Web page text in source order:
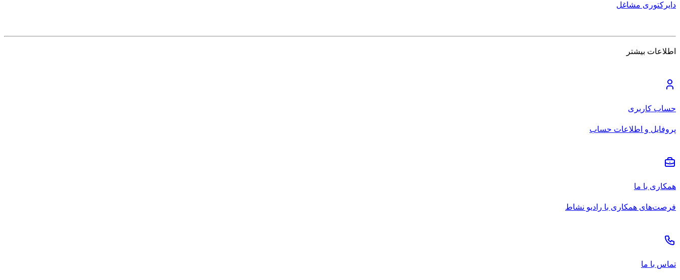
دایرکتوری مشاغل
اطلاعات بیشتر
حساب کاربری
پروفایل و اطلاعات حساب
همکاری با ما
فرصت‌های همکاری با رادیو نشاط
تماس با ما